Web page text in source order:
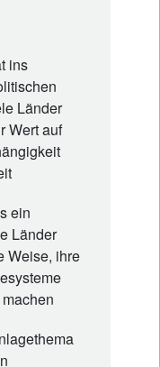
ins
Länder
Wert auf
ein
Länder
Weise, ihre